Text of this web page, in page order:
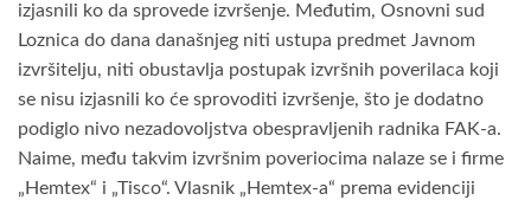
izjasnili ko da sprovede izvršenje. Međutim, Osnovni sud
Loznica do dana današnjeg niti ustupa predmet Javnom
izvršitelju, niti obustavlja postupak izvršnih poverilaca koji
se nisu izjasnili ko će sprovoditi izvršenje, što je dodatno
podiglo nivo nezadovoljstva obespravljenih radnika FAK-a.
Naime, među takvim izvršnim poveriocima nalaze se i firme
„Hemtex“ i „Tisco“. Vlasnik „Hemtex-a“ prema evidenciji